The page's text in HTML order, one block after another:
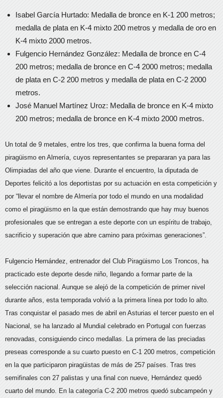
Isabel García Hurtado: Medalla de bronce en K-1 200 metros;
medalla de plata en K-4 mixto 200 metros y medalla de oro en
K-4 mixto 2000 metros.
Fulgencio Hernández González: Medalla de bronce en C-4
200 metros; medalla de bronce en C-4 2000 metros; medalla
de plata en C-2 200 metros y medalla de plata en C-2 2000
metros.
José Manuel Martínez Uroz: Medalla de bronce en K-4 mixto
200 metros; medalla de bronce en K-4 mixto 2000 metros.
Un total de 9 metales, entre los tres, que confirma la buena forma del
piragüismo en Almería, cuyos representantes se prepararan ya para las
Olimpiadas del año que viene. Durante el encuentro, la diputada de
Deportes felicitó a los deportistas por su actuación en esta competición y
por “llevar el nombre de Almería por todo el mundo en una modalidad
como el piragüismo en la que están demostrando que hay muy buenos
profesionales que se entregan a este deporte con un espíritu de trabajo,
sacrificio y superación que abre camino para próximas generaciones”.
Fulgencio Hernández, entrenador del Club Piragüismo Los Troncos, ha
practicado este deporte desde niño, llegando a formar parte de la
selección nacional. Aunque se alejó de la competición de primer nivel
durante años, esta temporada volvió a la primera línea por todo lo alto.
Tras conquistar el pasado mes de abril en Asturias el tercer puesto en el
Nacional, se ha lanzado al Mundial celebrado en Portugal con fuerzas
renovadas, consiguiendo cinco medallas. La primera de las preciadas
preseas corresponde a su cuarto puesto en C-1 200 metros, competición
en la que participaron piragüistas de más de 257 países. Tras tres
semifinales con 27 palistas y una final con nueve, Hernández quedó
cuarto del mundo. En la categoría C-2 200 metros quedó subcampeón y